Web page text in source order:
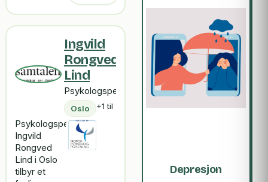
Depresjon
Ingvild
Rongved
Lind
Psykologspesialist
Oslo +1 til
Psykologspesialist
Ingvild
Rongved
Lind i Oslo
tilbyr et